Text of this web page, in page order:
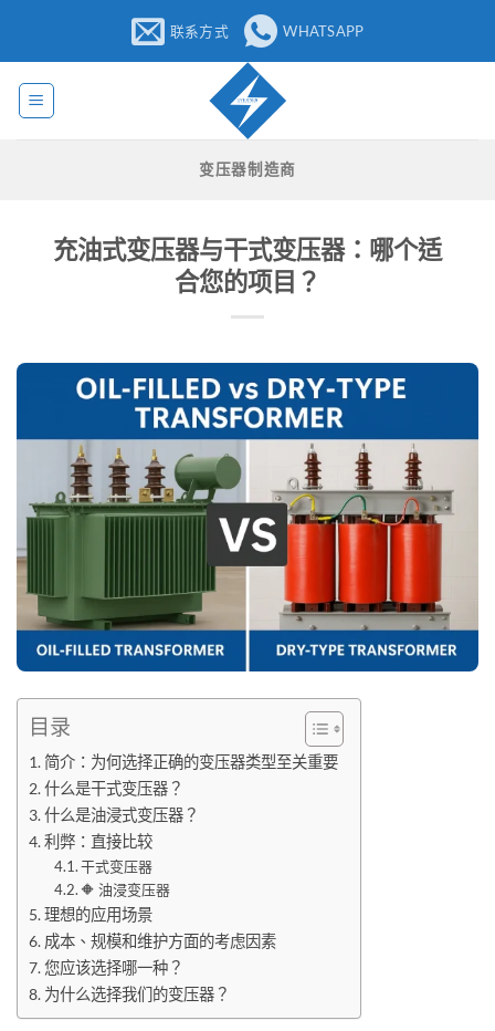
内
联系方式 WHATSAPP
变压器制造商
充油式变压器与干式变压器：哪个适
合您的项目？
目录
简介：为何选择正确的变压器类型至关重要
什么是干式变压器？
什么是油浸式变压器？
利弊：直接比较
干式变压器
🔶 油浸变压器
理想的应用场景
成本、规模和维护方面的考虑因素
您应该选择哪一种？
为什么选择我们的变压器？